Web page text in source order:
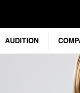
AUDITION